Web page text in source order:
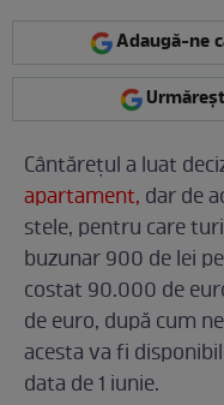
Adaugă-ne
Cântărețul a luat
apartament, dar de
stele, pentru care
buzunar 900 de lei
costat 90.000 de
de euro, după cum
acesta va fi
data de 1 iunie.